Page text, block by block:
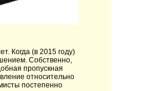
Когда (в 2015 году)
Собственно,
пропускная
относительно
постепенно